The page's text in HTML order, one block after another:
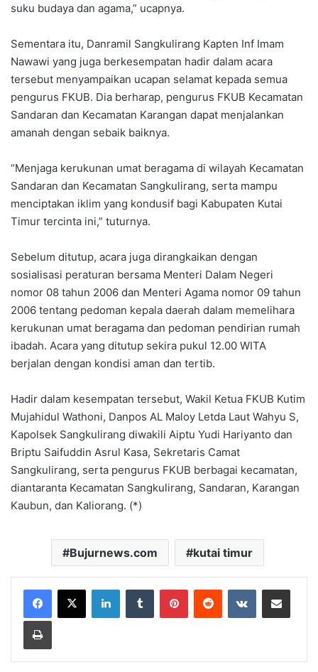
suku budaya dan agama,” ucapnya.
Sementara itu, Danramil Sangkulirang Kapten Inf Imam
Nawawi yang juga berkesempatan hadir dalam acara
tersebut menyampaikan ucapan selamat kepada semua
pengurus FKUB. Dia berharap, pengurus FKUB Kecamatan
Sandaran dan Kecamatan Karangan dapat menjalankan
amanah dengan sebaik baiknya.
“Menjaga kerukunan umat beragama di wilayah Kecamatan
Sandaran dan Kecamatan Sangkulirang, serta mampu
menciptakan iklim yang kondusif bagi Kabupaten Kutai
Timur tercinta ini,” tuturnya.
Sebelum ditutup, acara juga dirangkaikan dengan
sosialisasi peraturan bersama Menteri Dalam Negeri
nomor 08 tahun 2006 dan Menteri Agama nomor 09 tahun
2006 tentang pedoman kepala daerah dalam memelihara
kerukunan umat beragama dan pedoman pendirian rumah
ibadah. Acara yang ditutup sekira pukul 12.00 WITA
berjalan dengan kondisi aman dan tertib.
Hadir dalam kesempatan tersebut, Wakil Ketua FKUB Kutim
Mujahidul Wathoni, Danpos AL Maloy Letda Laut Wahyu S,
Kapolsek Sangkulirang diwakili Aiptu Yudi Hariyanto dan
Briptu Saifuddin Asrul Kasa, Sekretaris Camat
Sangkulirang, serta pengurus FKUB berbagai kecamatan,
diantaranta Kecamatan Sangkulirang, Sandaran, Karangan
Kaubun, dan Kaliorang. (*)
Bujurnews.com kutai timur
LinkedInTumblr PinterestReddit VKontakteShare via Email
Print